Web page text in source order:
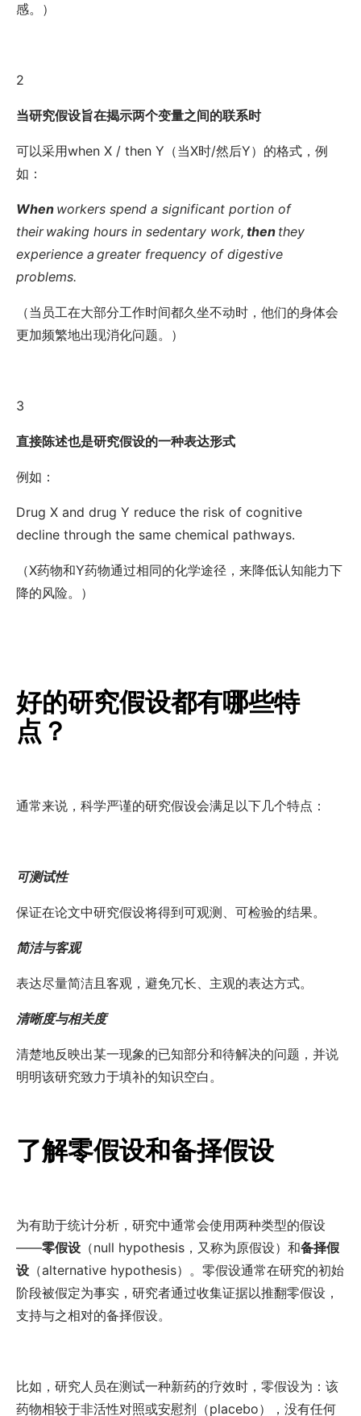
感。）
2
当研究假设旨在揭示两个变量之间的联系时
可以采用when X / then Y （当X时/然后Y）的格式，例
如：
When workers spend a significant portion of
theirwaking hours in sedentary work, then they
experience a greater frequency of digestive
problems.
（当员工在大部分工作时间都久坐不动时，他们的身体会
更加频繁地出现消化问题。）
3
直接陈述也是研究假设的一种表达形式
例如：
Drug X and drug Y reduce the risk of cognitive
decline through the same chemical pathways.
（X药物和Y药物通过相同的化学途径，来降低认知能力下
降的风险。）
好的研究假设都有哪些特
点？
通常来说，科学严谨的研究假设会满足以下几个特点：
可测试性
保证在论文中研究假设将得到可观测、可检验的结果。
简洁与客观
表达尽量简洁且客观，避免冗长、主观的表达方式。
清晰度与相关度
清楚地反映出某一现象的已知部分和待解决的问题，并说
明明该研究致力于填补的知识空白。
了解零假设和备择假设
为有助于统计分析，研究中通常会使用两种类型的假设
——零假设 （null hypothesis ，又称为原假设）和备择假
设 （alternative hypothesis）。零假设通常在研究的初始
阶段被假定为事实，研究者通过收集证据以推翻零假设，
支持与之相对的备择假设。
比如，研究人员在测试一种新药的疗效时，零假设为：该
药物相较于非活性对照或安慰剂（placebo），没有任何